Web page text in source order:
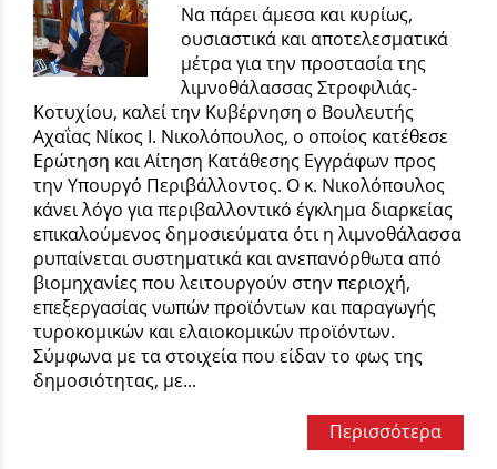
Να πάρει άμεσα και κυρίως,
ουσιαστικά και αποτελεσματικά
μέτρα για την προστασία της
λιμνοθάλασσας Στροφιλιάς-
Κοτυχίου, καλεί την Κυβέρνηση ο Βουλευτής
Αχαΐας Νίκος Ι. Νικολόπουλος, ο οποίος κατέθεσε
Ερώτηση και Αίτηση Κατάθεσης Εγγράφων προς
την Υπουργό Περιβάλλοντος. Ο κ. Νικολόπουλος
κάνει λόγο για περιβαλλοντικό έγκλημα διαρκείας
επικαλούμενος δημοσιεύματα ότι η λιμνοθάλασσα
ρυπαίνεται συστηματικά και ανεπανόρθωτα από
βιομηχανίες που λειτουργούν στην περιοχή,
επεξεργασίας νωπών προϊόντων και παραγωγής
τυροκομικών και ελαιοκομικών προϊόντων.
Σύμφωνα με τα στοιχεία που είδαν το φως της
δημοσιότητας, με...
Περισσότερα